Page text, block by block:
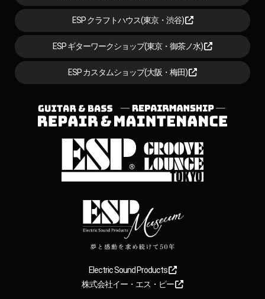
ESP クラフトハウス(東京・渋谷)
ESP ギターワークショップ(東京・御茶ノ水)
ESP カスタムショップ(大阪・梅田)
Electric Sound Products
株式会社イー・エス・ピー